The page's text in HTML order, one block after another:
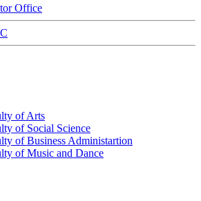
Office
of Arts
of Social Science
of Business Administartion
of Music and Dance